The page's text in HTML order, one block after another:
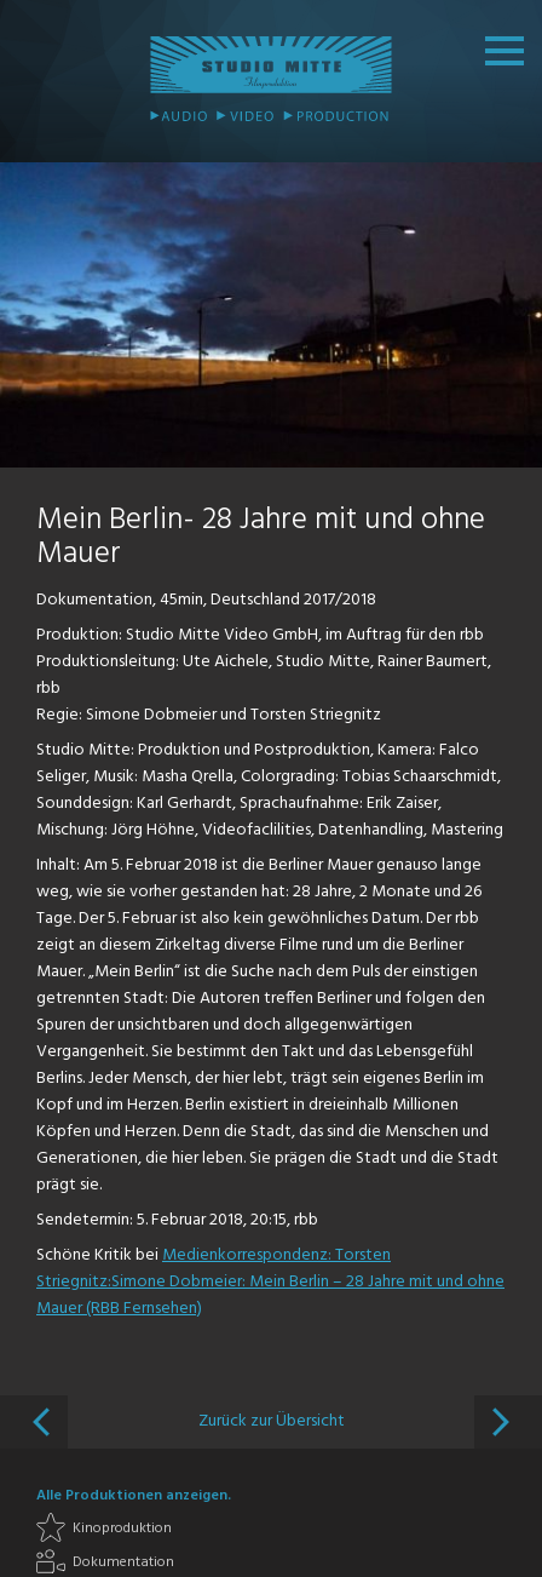
Mein Berlin- 28 Jahre mit und ohne
Mauer
Dokumentation, 45min, Deutschland 2017/2018
Produktion: Studio Mitte Video GmbH, im Auftrag für den rbb
Produktionsleitung: Ute Aichele, Studio Mitte, Rainer Baumert,
rbb
Regie: Simone Dobmeier und Torsten Striegnitz
Studio Mitte: Produktion und Postproduktion, Kamera: Falco
Seliger, Musik: Masha Qrella, Colorgrading: Tobias Schaarschmidt,
Sounddesign: Karl Gerhardt, Sprachaufnahme: Erik Zaiser,
Mischung: Jörg Höhne, Videofaclilities, Datenhandling, Mastering
Inhalt: Am 5. Februar 2018 ist die Berliner Mauer genauso lange
weg, wie sie vorher gestanden hat: 28 Jahre, 2 Monate und 26
Tage. Der 5. Februar ist also kein gewöhnliches Datum. Der rbb
zeigt an diesem Zirkeltag diverse Filme rund um die Berliner
Mauer. „Mein Berlin“ ist die Suche nach dem Puls der einstigen
getrennten Stadt: Die Autoren treffen Berliner und folgen den
Spuren der unsichtbaren und doch allgegenwärtigen
Vergangenheit. Sie bestimmt den Takt und das Lebensgefühl
Berlins. Jeder Mensch, der hier lebt, trägt sein eigenes Berlin im
Kopf und im Herzen. Berlin existiert in dreieinhalb Millionen
Köpfen und Herzen. Denn die Stadt, das sind die Menschen und
Generationen, die hier leben. Sie prägen die Stadt und die Stadt
prägt sie.
Sendetermin: 5. Februar 2018, 20:15, rbb
Schöne Kritik beiMedienkorrespondenz: Torsten
Striegnitz:Simone Dobmeier: Mein Berlin – 28 Jahre mit und ohne
Mauer (RBB Fernsehen)
Zurück zur Übersicht
Alle Produktionen anzeigen.
Kinoproduktion
Dokumentation